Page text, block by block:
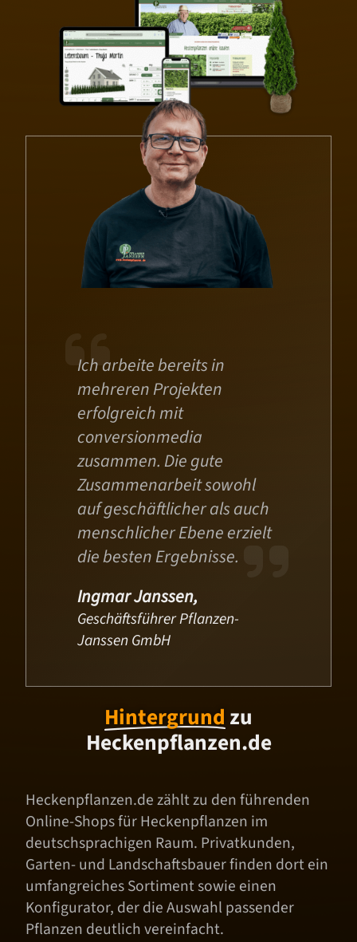
Ich arbeite bereits in
mehreren Projekten
erfolgreich mit
conversionmedia
zusammen. Die gute
Zusammenarbeit sowohl
auf geschäftlicher als auch
menschlicher Ebene erzielt
die besten Ergebnisse.
Ingmar Janssen,
Geschäftsführer Pflanzen-
Janssen GmbH
Hintergrund zu
Heckenpflanzen.de
Heckenpflanzen.de zählt zu den führenden
Online-Shops für Heckenpflanzen im
deutschsprachigen Raum. Privatkunden,
Garten- und Landschaftsbauer finden dort ein
umfangreiches Sortiment sowie einen
Konfigurator, der die Auswahl passender
Pflanzen deutlich vereinfacht.